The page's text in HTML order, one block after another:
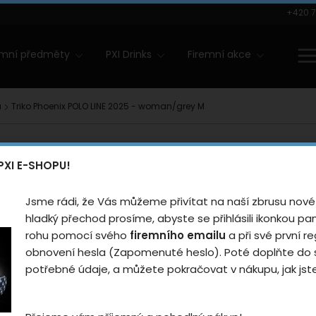
E-SHOPU!
Jsme rádi, že Vás můžeme přivítat na naší zbrusu
hladký přechod prosíme, abyste se přihlásili ikonkou
rohu pomocí svého firemního emailu a při své první
obnovení hesla (Zapomenuté heslo). Poté doplňte do
potřebné údaje, a můžete pokračovat v nákupu, jak
+420
předměty PXI Drinks Firemní akce
Triko Phoenix POLO LINE 2025 - woman/grey M
Triko
2025 -
Šedé sportovní tričko
pro jakýkoli pohyb.